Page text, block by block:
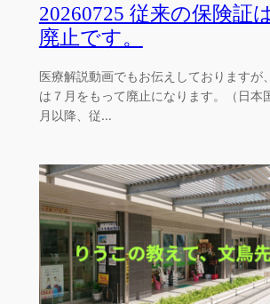
20260725 従来の保険証
廃止です。
医療解説動画でもお伝えしておりますが
は７月をもって廃止になります。（日本
月以降、従…